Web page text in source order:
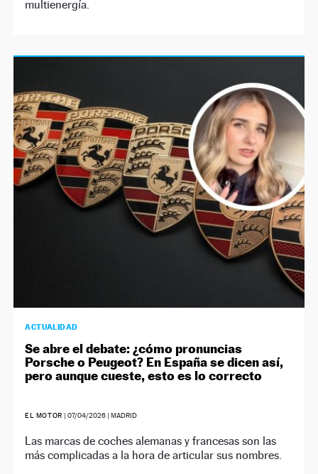
multienergía.
ACTUALIDAD
Se abre el debate: ¿cómo pronuncias
Porsche o Peugeot? En España se dicen así,
pero aunque cueste, esto es lo correcto
EL MOTOR |07/04/2026 | MADRID
Las marcas de coches alemanas y francesas son las
más complicadas a la hora de articular sus nombres.